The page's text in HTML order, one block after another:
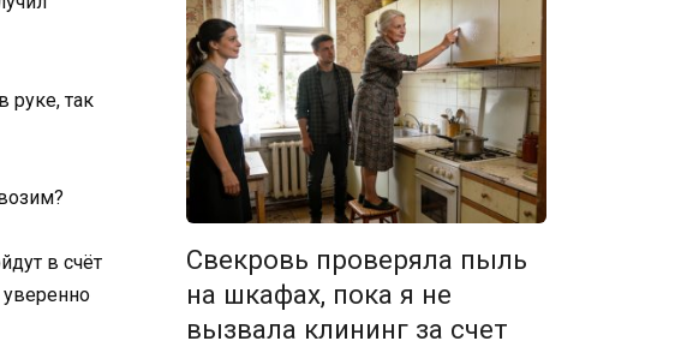
руке, так
в счёт
Свекровь проверяла пыль
на шкафах, пока я не
вызвала клининг за счет